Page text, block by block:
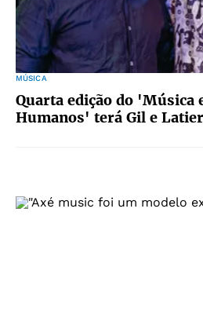
MÚSICA
Quarta edição do 'Música
Humanos' terá Gil e